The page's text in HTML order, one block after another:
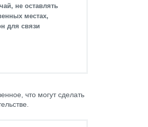
не оставлять
местах,
для связи
что могут сделать